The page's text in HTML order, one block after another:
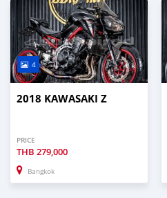
4
2018 KAWASAKI Z
PRICE
THB 279,000
Bangkok